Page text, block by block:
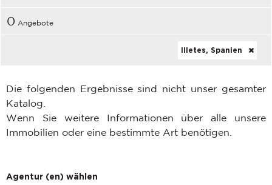
0 Angebote
Illetes, Spanien
Die folgenden Ergebnisse sind nicht unser gesamter
Katalog.
Wenn Sie weitere Informationen über alle unsere
Immobilien oder eine bestimmte Art benötigen.
Agentur (en) wählen